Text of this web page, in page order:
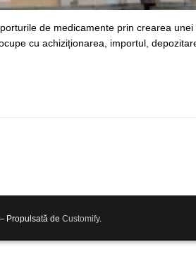
de medicamente prin crearea unei
cu achiziționarea, importul,
Propulsată de Customify.